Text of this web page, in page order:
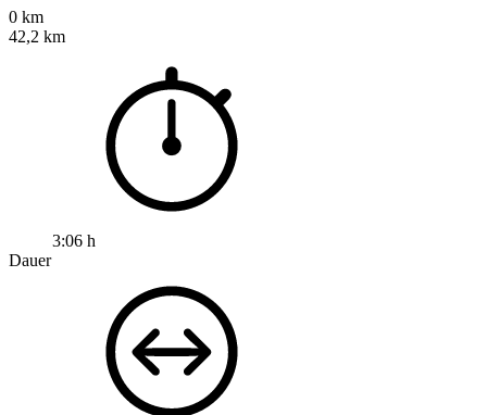
0 km
42,2 km
3:06 h
Dauer